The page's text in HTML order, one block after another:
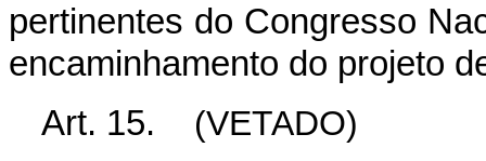
pertinentes do Congresso
encaminhamento do projeto
Art. 15.
(VETADO)